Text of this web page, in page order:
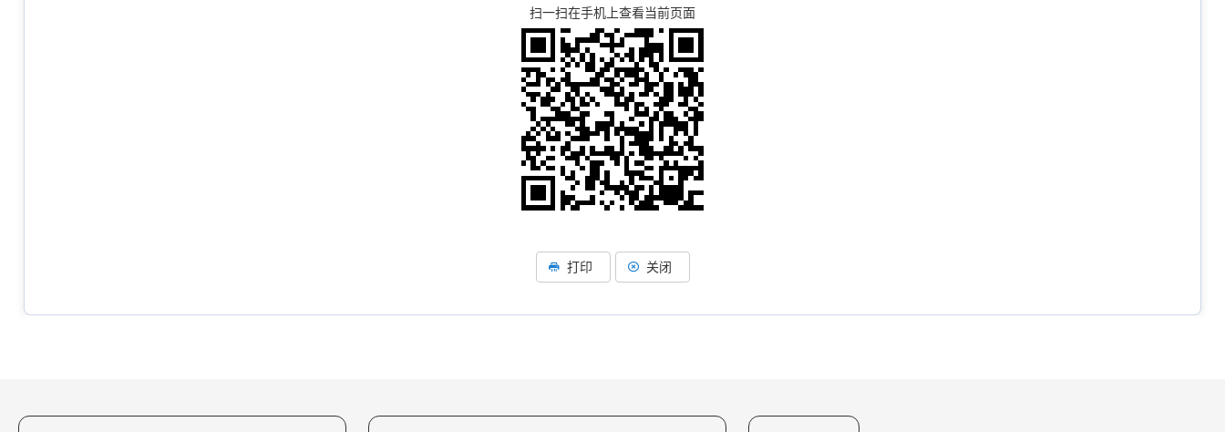
扫一扫在手机上查看当前页面
打印 关闭